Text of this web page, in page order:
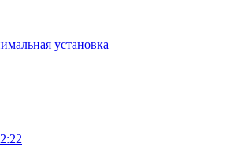
установка